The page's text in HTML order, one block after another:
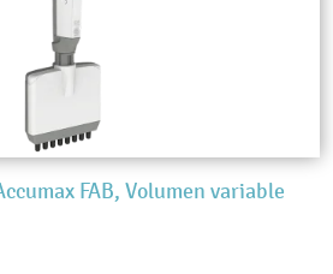
FAB, Volumen variable